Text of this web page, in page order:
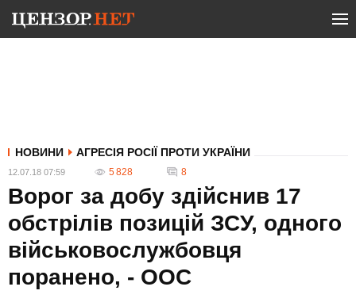
НОВИНИ АГРЕСІЯ РОСІЇ ПРОТИ УКРАЇНИ
12.07.18 07:59 5 828 8
Ворог за добу здійснив 17
обстрілів позицій ЗСУ, одного
військовослужбовця
поранено, - ООС